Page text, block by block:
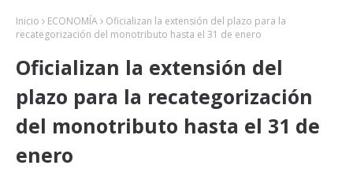
Inicio ECONOMÍA
Oficializan la extensión del plazo para la
recategorización del monotributo hasta el 31 de enero
Oficializan la extensión del
plazo para la recategorización
del monotributo hasta el 31 de
enero